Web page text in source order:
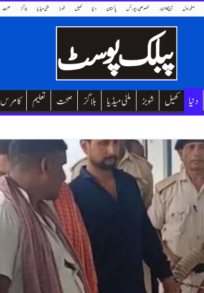
صحت بلاگز ملٹی میڈیا شوبز کھیل دنیا پاکستان خصوصی رپورٹس آج کا اخبار صفحہ اول
کامرس تعلیم صحت بلاگز ملٹی میڈیا شوبز کھیل دنیا